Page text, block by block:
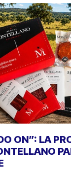
ON”: LA